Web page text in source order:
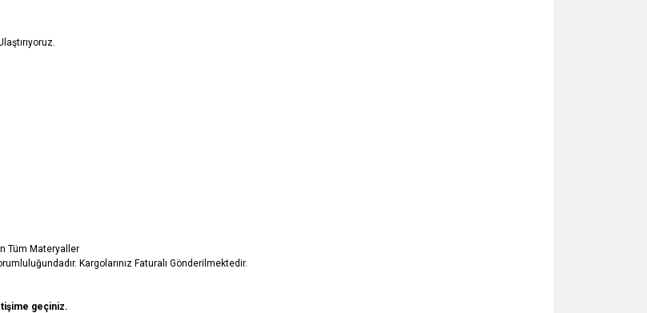
Tüm Materyaller
Kargolarınız Faturalı Gönderilmektedir.
geçiniz.